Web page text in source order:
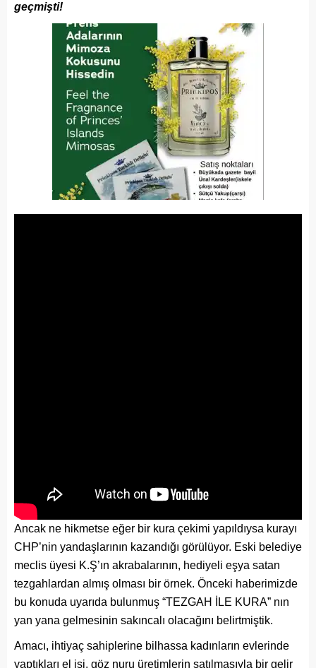
geçmişti!
Ancak ne hikmetse eğer bir kura çekimi yapıldıysa kurayı
CHP’nin yandaşlarının kazandığı görülüyor. Eski belediye
meclis üyesi K.Ş’ın akrabalarının, hediyeli eşya satan
tezgahlardan almış olması bir örnek. Önceki haberimizde
bu konuda uyarıda bulunmuş “TEZGAH İLE KURA” nın
yan yana gelmesinin sakıncalı olacağını belirtmiştik.
Amacı, ihtiyaç sahiplerine bilhassa kadınların evlerinde
yaptıkları el işi, göz nuru üretimlerin satılmasıyla bir gelir